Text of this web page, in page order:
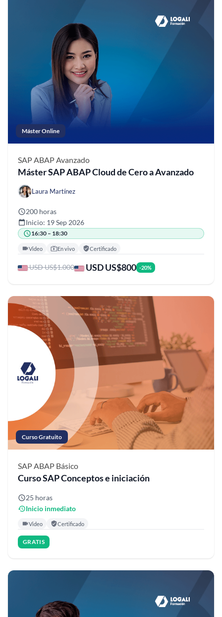
Máster Online
SAP ABAPAvanzado
Máster SAP ABAP Cloud de Cero a Avanzado
Laura Martínez
200 horas
Inicio: 19 Sep 2026
16:30 – 18:30
Video En vivo Certificado
USD US$1.000 USD US$800 -20%
Curso Gratuito
SAP ABAP Básico
Curso SAP Conceptos e iniciación
25 horas
Inicio inmediato
Video Certificado
GRATIS